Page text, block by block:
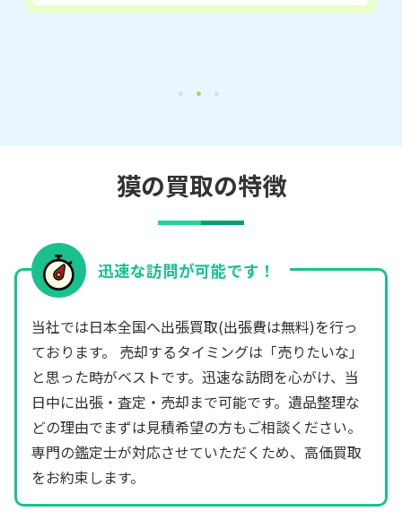
獏の買取の特徴
迅速な訪問が可能です！
当社では日本全国へ出張買取(出張費は無料)を行っ
ております。 売却するタイミングは「売りたいな」
と思った時がベストです。迅速な訪問を心がけ、当
日中に出張・査定・売却まで可能です。遺品整理な
どの理由でまずは見積希望の方もご相談ください。
専門の鑑定士が対応させていただくため、高価買取
をお約束します。